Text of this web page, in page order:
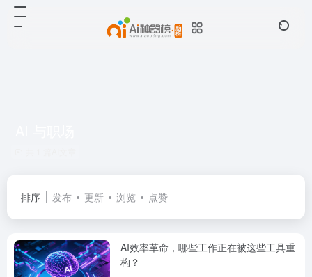
排序 发布 更新 浏览 点赞
AI效率革命，哪些工作正在被这些工具重
构？